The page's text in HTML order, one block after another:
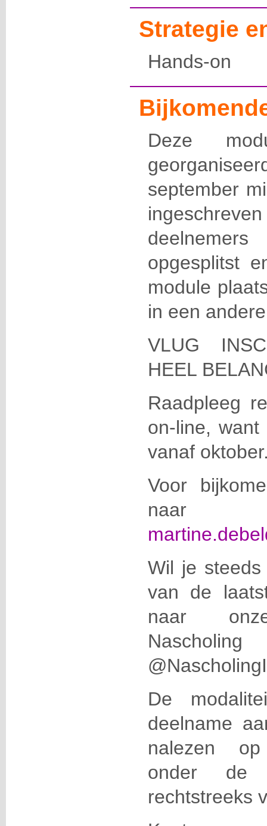
Strategie
Hands-on
Deze
september
opgesplitst
module
in een
VLUG
HEEL
Raadpleeg
on-line,
vanaf
Voor
naar
Wil je
van de
naar
De
deelname
nalezen
onder de
rechtstreeks